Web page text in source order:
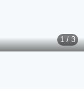
1 / 3